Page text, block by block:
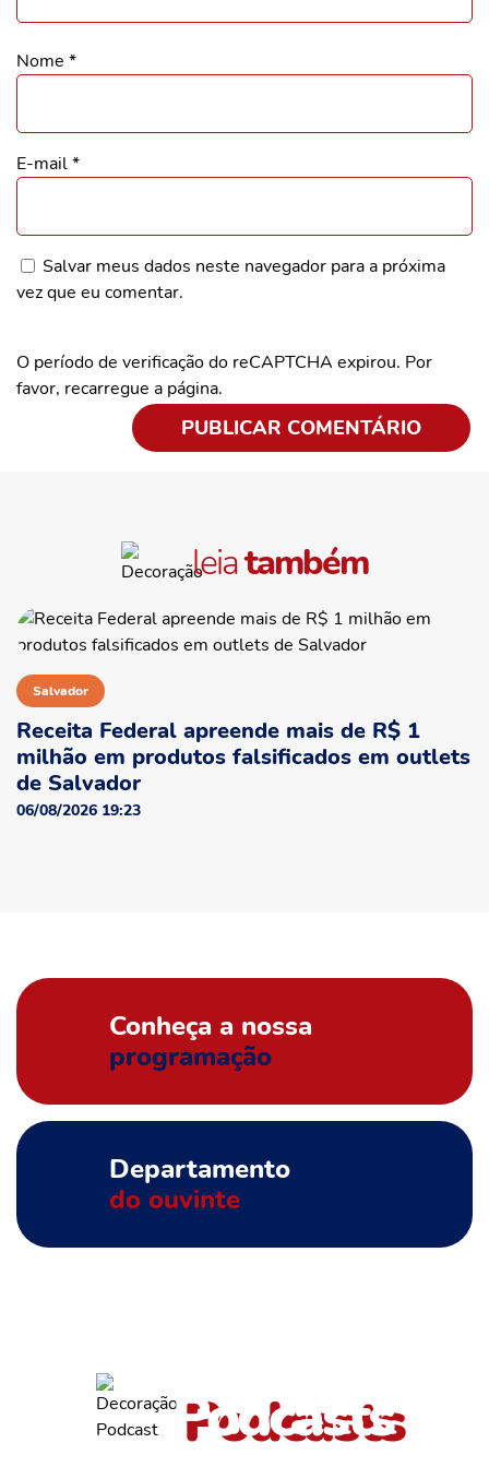
Nome *
E-mail*
Salvar meus dados neste navegador para a próxima
vez que eu comentar.
O período de verificação do reCAPTCHA expirou. Por
favor, recarregue a página.
leiatambém
Salvador
Receita Federal apreende mais de R$ 1
milhão em produtos falsificados em outlets
de Salvador
06/08/2026 19:23
Conheça a nossa
programação
Departamento
do ouvinte
Podcasts